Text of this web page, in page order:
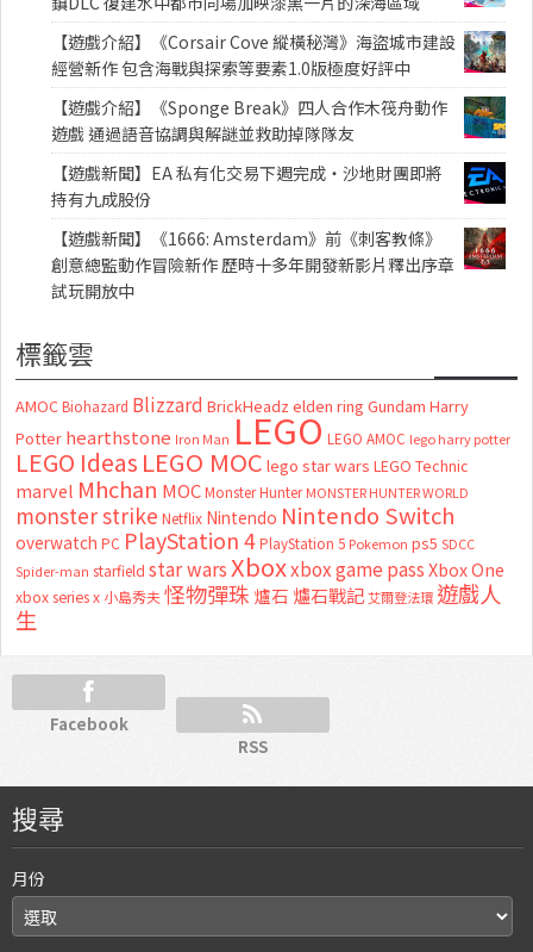
【遊戲介紹】《Corsair Cove 縱橫秘灣》海盜城市建設
經營新作 包含海戰與探索等要素1.0版極度好評中
【遊戲介紹】《Sponge Break》四人合作木筏舟動作
遊戲 通過語音協調與解謎並救助掉隊隊友
【遊戲新聞】EA 私有化交易下週完成・沙地財團即將
持有九成股份
【遊戲新聞】《1666: Amsterdam》前《刺客教條》
創意總監動作冒險新作 歷時十多年開發新影片釋出序章
試玩開放中
標籤雲
AMOC Biohazard Blizzard BrickHeadz elden ring Gundam Harry
Potter hearthstone Iron Man LEGO LEGO AMOC lego harry potter
LEGO Ideas LEGO MOC lego star wars LEGO Technic
marvel Mhchan MOC Monster Hunter MONSTER HUNTER WORLD
monster strike Netflix Nintendo Nintendo Switch
overwatch PC PlayStation 4 PlayStation 5 Pokemon ps5 SDCC
Spider-man starfield star warsXboxxbox game passXbox One
xbox series x 小島秀夫怪物彈珠 爐石 爐石戰記艾爾登法環 遊戲人
生
Facebook
RSS
搜尋
月份